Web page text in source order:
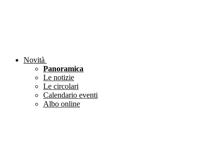
Novità
Panoramica
Le notizie
Le circolari
Calendario eventi
Albo online